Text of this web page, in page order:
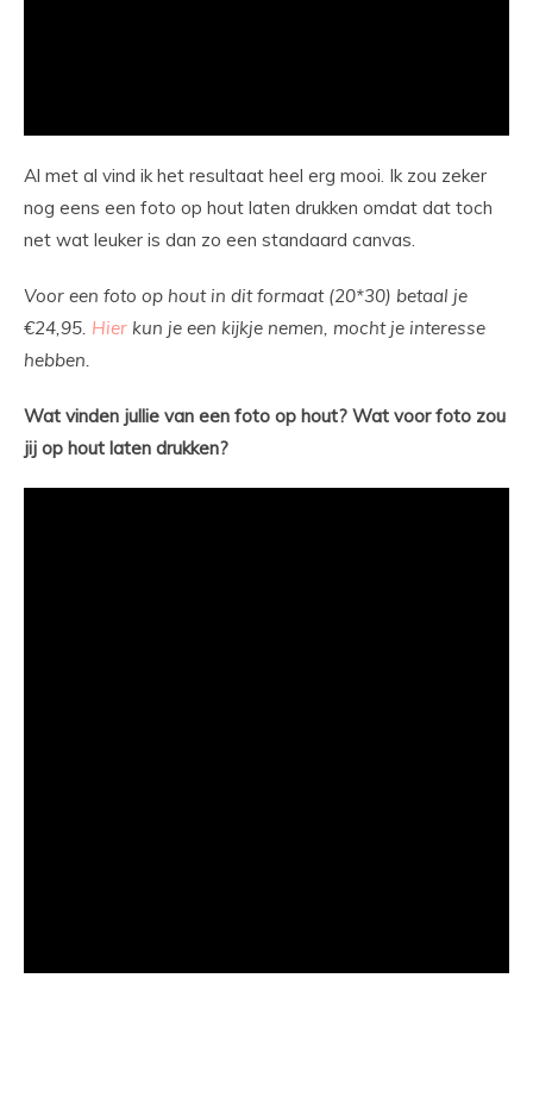
Al met al vind ik het resultaat heel erg mooi. Ik zou zeker
nog eens een foto op hout laten drukken omdat dat toch
net wat leuker is dan zo een standaard canvas.
Voor een foto op hout in dit formaat (20*30) betaal je
€24,95. Hier kun je een kijkje nemen, mocht je interesse
hebben.
Wat vinden jullie van een foto op hout? Wat voor foto zou
jij op hout laten drukken?